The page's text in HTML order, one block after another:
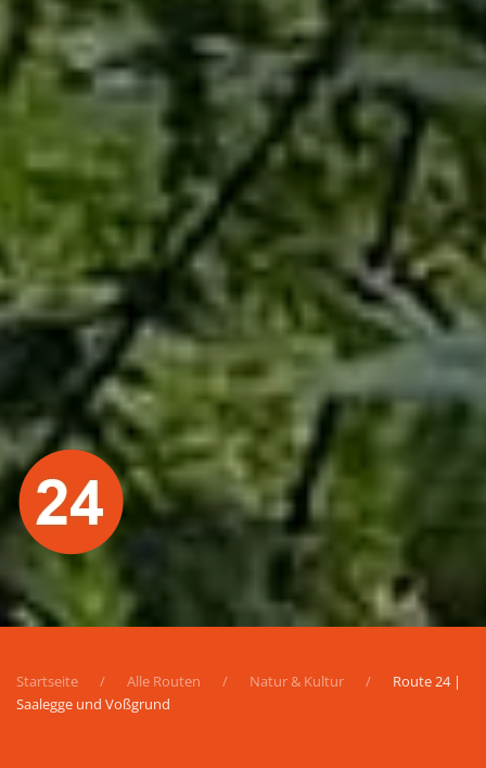
Startseite Alle Routen Natur & Kultur
Route 24 |
Saalegge und Voßgrund